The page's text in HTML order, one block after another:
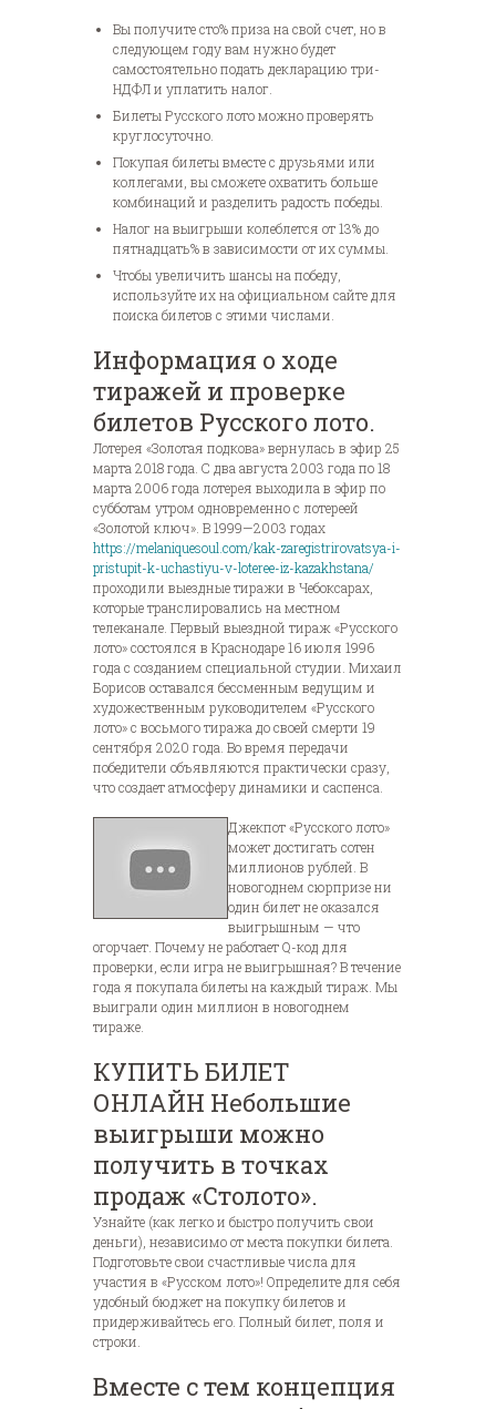
Вы получите сто% приза на свой счет, но в
следующем году вам нужно будет
самостоятельно подать декларацию три-
НДФЛ и уплатить налог.
Билеты Русского лото можно проверять
круглосуточно.
Покупая билеты вместе с друзьями или
коллегами, вы сможете охватить больше
комбинаций и разделить радость победы.
Налог на выигрыши колеблется от 13% до
пятнадцать% в зависимости от их суммы.
Чтобы увеличить шансы на победу,
используйте их на официальном сайте для
поиска билетов с этими числами.
Информация о ходе
тиражей и проверке
билетов Русского лото.
Лотерея «Золотая подкова» вернулась в эфир 25
марта 2018 года. С два августа 2003 года по 18
марта 2006 года лотерея выходила в эфир по
субботам утром одновременно с лотереей
«Золотой ключ». В 1999—2003 годах
https://melaniquesoul.com/kak-zaregistrirovatsya-i-
pristupit-k-uchastiyu-v-loteree-iz-kazakhstana/
проходили выездные тиражи в Чебоксарах,
которые транслировались на местном
телеканале. Первый выездной тираж «Русского
лото» состоялся в Краснодаре 16 июля 1996
года с созданием специальной студии. Михаил
Борисов оставался бессменным ведущим и
художественным руководителем «Русского
лото» с восьмого тиража до своей смерти 19
сентября 2020 года. Во время передачи
победители объявляются практически сразу,
что создает атмосферу динамики и саспенса.
Джекпот «Русского лото»
может достигать сотен
миллионов рублей. В
новогоднем сюрпризе ни
один билет не оказался
выигрышным — что
огорчает. Почему не работает Q-код для
проверки, если игра не выигрышная? В течение
года я покупала билеты на каждый тираж. Мы
выиграли один миллион в новогоднем
тираже.
КУПИТЬ БИЛЕТ
ОНЛАЙН Небольшие
выигрыши можно
получить в точках
продаж «Столото».
Узнайте (как легко и быстро получить свои
деньги), независимо от места покупки билета.
Подготовьте свои счастливые числа для
участия в «Русском лото»! Определите для себя
удобный бюджет на покупку билетов и
придерживайтесь его. Полный билет, поля и
строки.
Вместе с тем концепция